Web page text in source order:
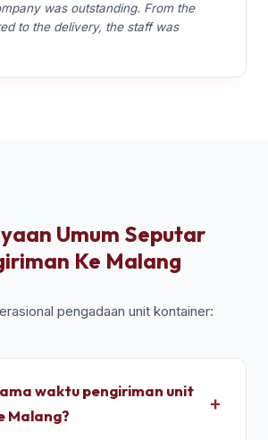
was outstanding. From the
to the delivery, the staff was
Umum Seputar
Ke Malang
pengadaan unit kontainer:
waktu pengiriman unit
Malang?